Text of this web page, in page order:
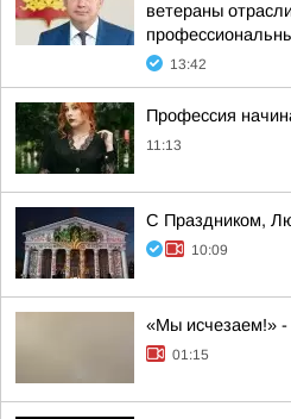
ветераны
13:42
Профессия
11:13
С Праздником,
10:09
«Мы исчезаем!» -
01:15